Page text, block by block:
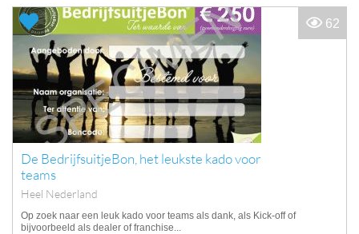
De BedrijfsuitjeBon, het leukste kado voor
teams
Heel Nederland
Op zoek naar een leuk kado voor teams als dank, als Kick-off of
bijvoorbeeld als dealer of franchise...
62